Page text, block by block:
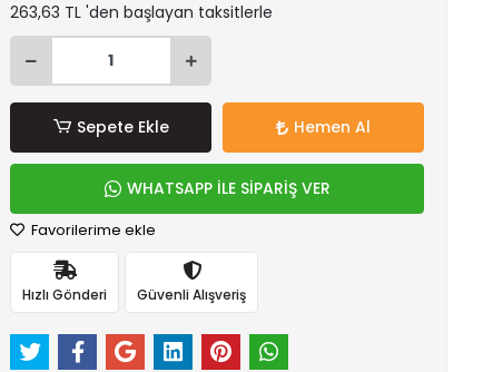
263,63 TL 'den başlayan taksitlerle
Sepete Ekle Hemen Al
WHATSAPP İLE SİPARİŞ VER
Favorilerime ekle
Hızlı Gönderi Güvenli Alışveriş